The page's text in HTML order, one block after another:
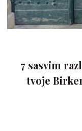
7 sasvim
tvoje